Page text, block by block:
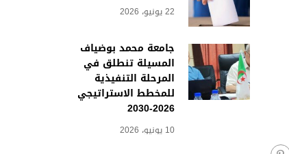
22 يونيو، 2026
جامعة محمد بوضياف
المسيلة تنطلق في
المرحلة التنفيذية
للمخطط الاستراتيجي
2026-2030
10 يونيو، 2026